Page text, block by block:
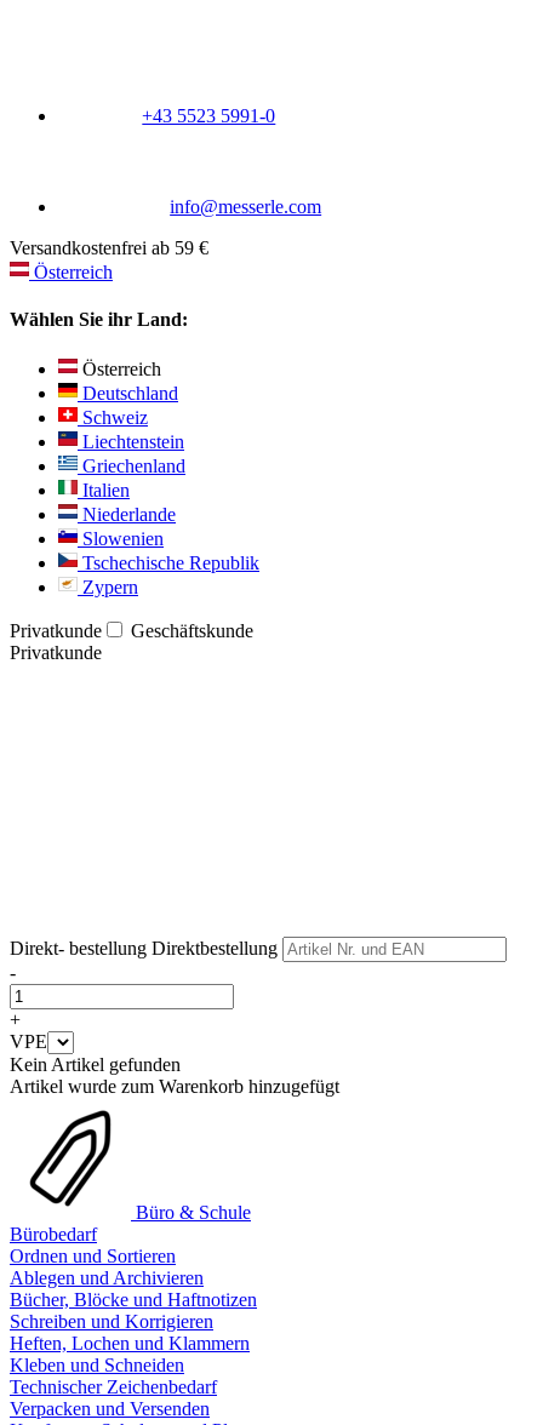
+43 5523 5991-0
info@messerle.com
Versandkostenfrei ab 59 €
Österreich
Wählen Sie ihr Land:
Österreich
Deutschland
Schweiz
Liechtenstein
Griechenland
Italien
Niederlande
Slowenien
Tschechische Republik
Zypern
Privatkunde
Geschäftskunde
Privatkunde
Direkt- bestellung Direktbestellung
-
+
VPE
Kein Artikel gefunden
Artikel wurde zum Warenkorb hinzugefügt
Büro & Schule
Bürobedarf
Ordnen und Sortieren
Ablegen und Archivieren
Bücher, Blöcke und Haftnotizen
Schreiben und Korrigieren
Heften, Lochen und Klammern
Kleben und Schneiden
Technischer Zeichenbedarf
Verpacken und Versenden